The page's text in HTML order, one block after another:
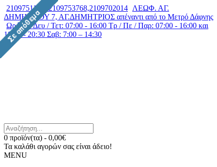
2109751182, 2109753768,2109702014 ΛΕΩΦ. ΑΓ.
ΔΗΜΗΤΡΙΟΥ 7, ΑΓ.ΔΗΜΗΤΡΙΟΣ απέναντι από το Μετρό Δάφνης
Ωράριο: Δευ / Τετ: 07:00 - 16:00 Τρ / Πε / Παρ: 07:00 - 16:00 και
18:00 - 20:30 Σαβ: 7:00 – 14:30
0 προϊόν(τα) - 0,00€
Τα καλάθι αγορών σας είναι άδειο!
MENU